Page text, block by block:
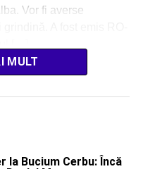
Vor fi averse
MULT
la Bucium Cerbu: Încă